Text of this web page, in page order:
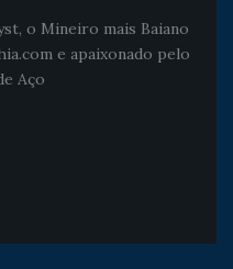
o Mineiro mais Baiano
e apaixonado pelo
Aço